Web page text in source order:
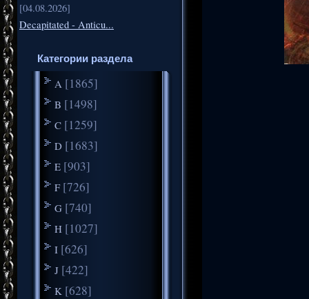
[04.08.2026]
Decapitated - Anticu...
Категории раздела
A [1865]
B [1498]
C [1259]
D [1683]
E [903]
F [726]
G [740]
H [1027]
I [626]
J [422]
K [628]